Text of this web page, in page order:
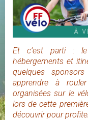
Et c’est parti :
hébergements et
quelques
apprendre à
organisées sur le
lors de cette
découvrir pour